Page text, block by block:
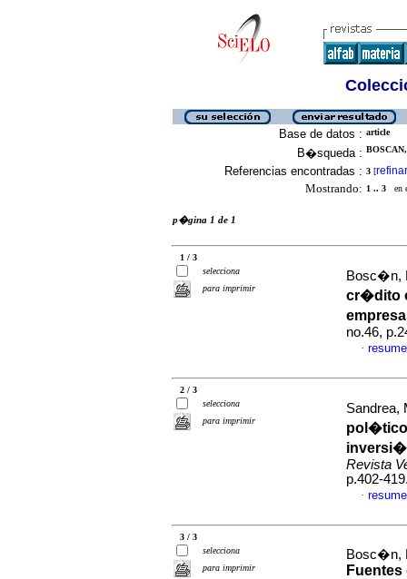
Base de datos : article
B�squeda :
Referencias encontradas : 3 [refinar
Mostrando: 1 .. 3 en
p�gina 1 de 1
1 / 3
selecciona
para imprimir
Bosc�n,
cr�dito
no.46,
·
2 / 3
selecciona
para imprimir
Sandrea,
Revista
p.402-
·
3 / 3
selecciona
para imprimir
Bosc�n,